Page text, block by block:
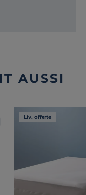
AUSSI
Liv. offerte